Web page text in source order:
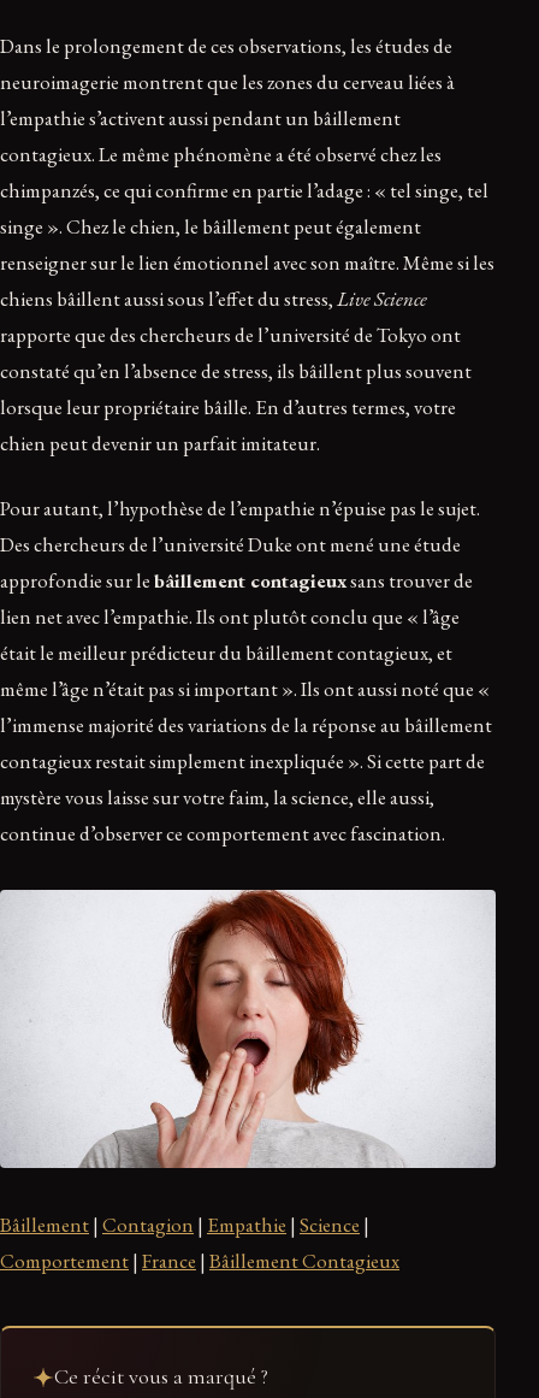
Dans le prolongement de ces observations, les études de
neuroimagerie montrent que les zones du cerveau liées à
l’empathie s’activent aussi pendant un bâillement
contagieux. Le même phénomène a été observé chez les
chimpanzés, ce qui confirme en partie l’adage : « tel singe, tel
singe ». Chez le chien, le bâillement peut également
renseigner sur le lien émotionnel avec son maître. Même si les
chiens bâillent aussi sous l’effet du stress,Live Science
rapporte que des chercheurs de l’université de Tokyo ont
constaté qu’en l’absence de stress, ils bâillent plus souvent
lorsque leur propriétaire bâille. En d’autres termes, votre
chien peut devenir un parfait imitateur.
Pour autant, l’hypothèse de l’empathie n’épuise pas le sujet.
Des chercheurs de l’université Duke ont mené une étude
approfondie sur lebâillement contagieuxsans trouver de
lien net avec l’empathie. Ils ont plutôt conclu que « l’âge
était le meilleur prédicteur du bâillement contagieux, et
même l’âge n’était pas si important ». Ils ont aussi noté que «
l’immense majorité des variations de la réponse au bâillement
contagieux restait simplement inexpliquée ». Si cette part de
mystère vous laisse sur votre faim, la science, elle aussi,
continue d’observer ce comportement avec fascination.
Bâillement| Contagion | Empathie | Science |
Comportement| France | Bâillement Contagieux
Ce récit vous a marqué ?